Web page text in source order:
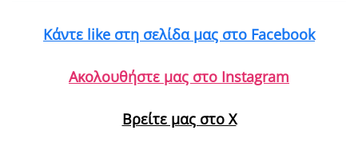
Κάντε like στη σελίδα μας στο Facebook
Ακολουθήστε μας στο Instagram
Βρείτε μας στο X